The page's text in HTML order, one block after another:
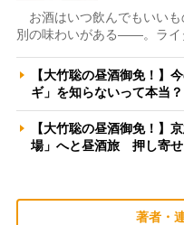
お酒はいつ飲んでもいいも
別の味わいがある――。ライ
【大竹聡の昼酒御免！】
ギ」を知らないって本
【大竹聡の昼酒御免！】
場」へと昼酒旅 押し寄
著者・